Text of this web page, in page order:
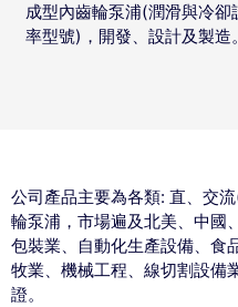
成型內齒輪泵浦(潤滑與冷
率型號)，開發、設計及製造。
公司產品主要為各類: 直、交
輪泵浦，市場遍及北美、中國
包裝業、自動化生產設備、食
牧業、機械工程、線切割設備
證。